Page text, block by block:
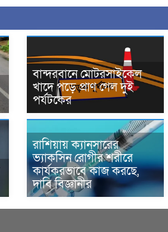
বান্দরবানে মোটরসাইকেল
খাদে পড়ে প্রাণ গেল দুই
পর্যটকের
রাশিয়ায় ক্যানসারের
ভ্যাকসিন রোগীর শরীরে
কার্যকরভাবে কাজ করছে,
দাবি বিজ্ঞানীর